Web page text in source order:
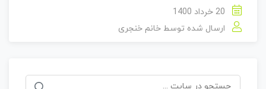
ارسال شده توسط خانم خنجری
جستجو